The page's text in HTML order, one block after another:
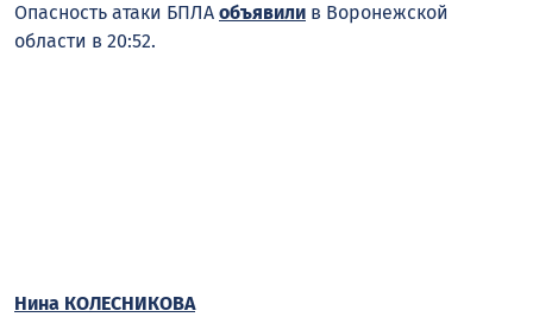
Опасность атаки БПЛА объявили в Воронежской
области в 20:52.
Нина КОЛЕСНИКОВА